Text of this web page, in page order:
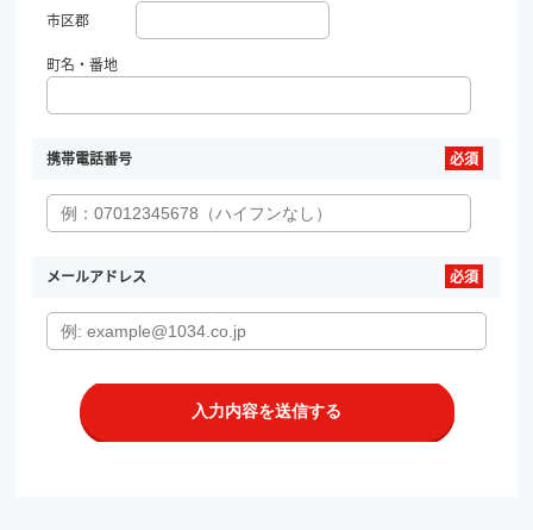
市区郡
町名・番地
携帯電話番号
メールアドレス